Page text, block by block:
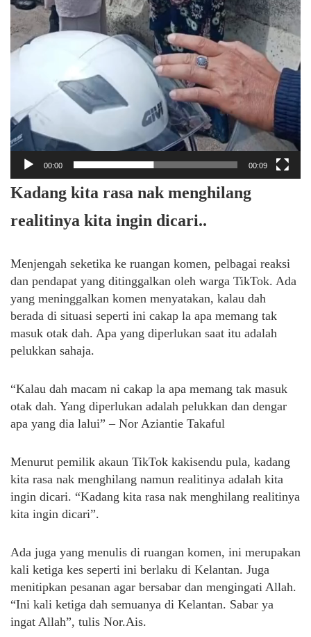
00:00 00:09
Kadang kita rasa nak menghilang
realitinya kita ingin dicari..
Menjengah seketika ke ruangan komen, pelbagai reaksi
dan pendapat yang ditinggalkan oleh warga TikTok. Ada
yang meninggalkan komen menyatakan, kalau dah
berada di situasi seperti ini cakap la apa memang tak
masuk otak dah. Apa yang diperlukan saat itu adalah
pelukkan sahaja.
“Kalau dah macam ni cakap la apa memang tak masuk
otak dah. Yang diperlukan adalah pelukkan dan dengar
apa yang dia lalui” – Nor Aziantie Takaful
Menurut pemilik akaun TikTok kakisendu pula, kadang
kita rasa nak menghilang namun realitinya adalah kita
ingin dicari. “Kadang kita rasa nak menghilang realitinya
kita ingin dicari”.
Ada juga yang menulis di ruangan komen, ini merupakan
kali ketiga kes seperti ini berlaku di Kelantan. Juga
menitipkan pesanan agar bersabar dan mengingati Allah.
“Ini kali ketiga dah semuanya di Kelantan. Sabar ya
ingat Allah”, tulis Nor.Ais.